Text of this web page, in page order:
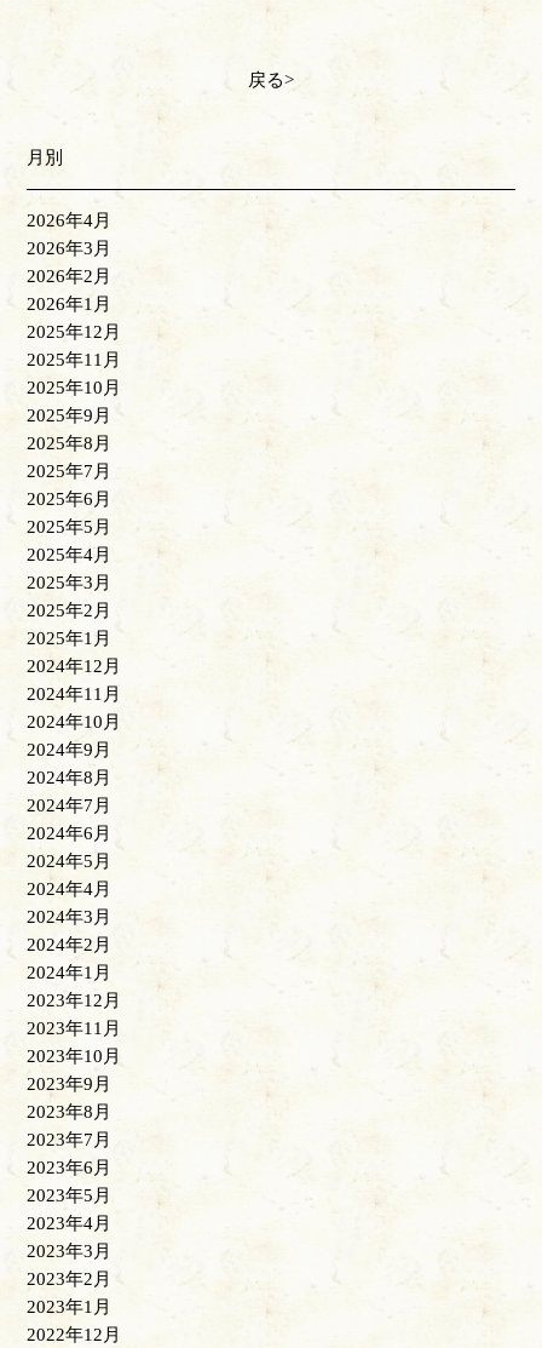
戻る
月別
2026年4月
2026年3月
2026年2月
2026年1月
2025年12月
2025年11月
2025年10月
2025年9月
2025年8月
2025年7月
2025年6月
2025年5月
2025年4月
2025年3月
2025年2月
2025年1月
2024年12月
2024年11月
2024年10月
2024年9月
2024年8月
2024年7月
2024年6月
2024年5月
2024年4月
2024年3月
2024年2月
2024年1月
2023年12月
2023年11月
2023年10月
2023年9月
2023年8月
2023年7月
2023年6月
2023年5月
2023年4月
2023年3月
2023年2月
2023年1月
2022年12月